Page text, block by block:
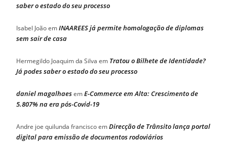
saber o estado do seu processo
Isabel JoãoemINAAREES já permite homologação de diplomas
sem sair de casa
Hermegildo Joaquim da Silva em Tratou o Bilhete de Identidade?
Já podes saber o estado do seu processo
daniel magalhaesemE-Commerce em Alta: Crescimento de
5.807% na era pós-Covid-19
Andre joe quilunda franciscoemDirecção de Trânsito lança portal
digital para emissão de documentos rodoviários